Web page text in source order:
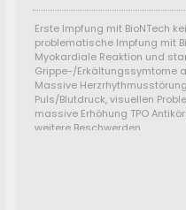
Erste Impfung mit BioNTech
problematische Impfung mit
Myokardiale Reaktion und
Grippe-/Erkältungssymtome
Massive
Puls/Blutdruck, visuellen
massive Erhöhung TPO
weitere Beschwerden.